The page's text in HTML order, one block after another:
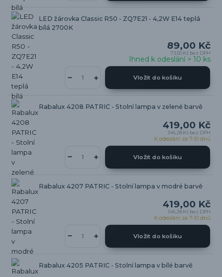
LED žárovka Classic R50 - ZQ7E21 - 4,2W E14 teplá
bílá 2700K
89,00 Kč
73,55 Kč bez DPH
Ihned k odeslání > 10 ks
Vložit do košíku
Rabalux 4208 PATRIC - Stolní lampa v zelené barvě
419,00 Kč
346,28 Kč bez DPH
K odeslání za 7-10 dnů
Vložit do košíku
Rabalux 4207 PATRIC - Stolní lampa v modré barvě
419,00 Kč
346,28 Kč bez DPH
K odeslání za 7-10 dnů
Vložit do košíku
Rabalux 4205 PATRIC - Stolní lampa v bílé barvě